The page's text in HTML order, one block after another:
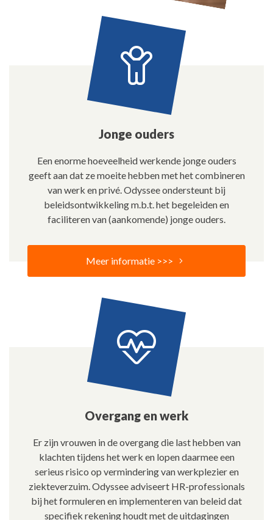
Jonge ouders
Een enorme hoeveelheid werkende jonge ouders
geeft aan dat ze moeite hebben met het combineren
van werk en privé. Odyssee ondersteunt bij
beleidsontwikkeling m.b.t. het begeleiden en
faciliteren van (aankomende) jonge ouders.
Meer informatie >>>
Overgang en werk
Er zijn vrouwen in de overgang die last hebben van
klachten tijdens het werk en lopen daarmee een
serieus risico op vermindering van werkplezier en
ziekteverzuim. Odyssee adviseert HR-professionals
bij het formuleren en implementeren van beleid dat
specifiek rekening houdt met de uitdagingen